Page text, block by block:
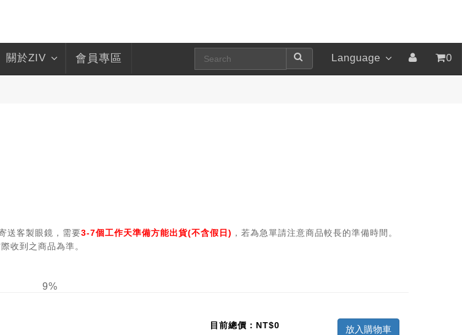
關於ZIV 會員專區 Language 0
送客製眼鏡，需要3-7個工作天準備方能出貨(不含假日) ，若為急單請注意商品較長的準備時間。
際收到之商品為準。
9%
目前總價：NT$0 放入購物車